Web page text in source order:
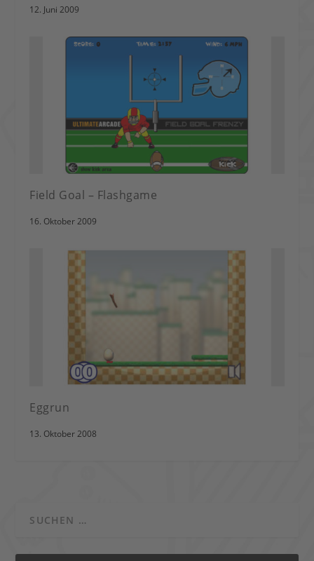
12. Juni 2009
Field Goal – Flashgame
16. Oktober 2009
Eggrun
13. Oktober 2008